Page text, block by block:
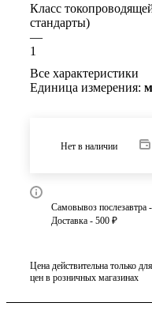
Класс
стандарты)
—
1
Все характеристики
Единица измерения:
Нет в наличии
Самовывоз послезавтра
Доставка - 500 ₽
Цена действительна только
цен в розничных магазинах